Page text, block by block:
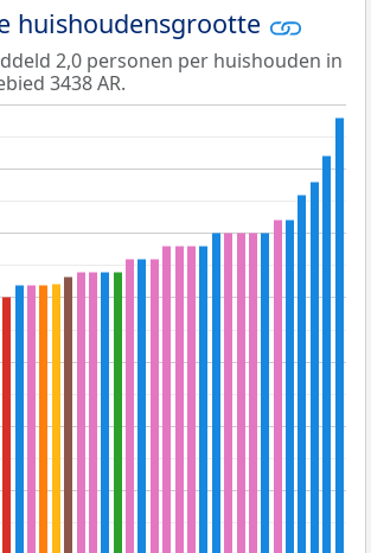
huishoudensgrootte
2,0 personen per huishouden in
3438 AR.